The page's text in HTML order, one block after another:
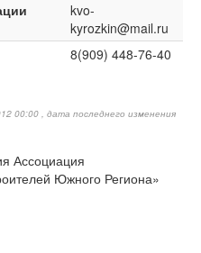
kvo-
kyrozkin@mail.ru
8(909) 448-76-40
00:00 , дата последнего изменения
Ассоциация
Южного Региона»